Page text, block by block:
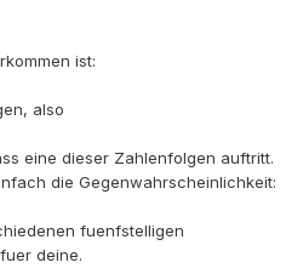
ist:
also
eine dieser Zahlenfolgen auftritt.
die Gegenwahrscheinlichkeit:
fuenfstelligen
deine.